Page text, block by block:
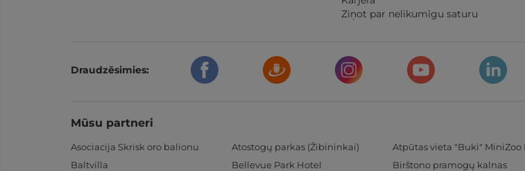
Ziņot par nelikumīgu saturu
Draudzēsimies:
Mūsu partneri
Asociacija Skrisk oro balionu Atostogų parkas (Žibininkai)
Baltvilla
Bellevue Park Hotel Birštono pramogų kalnas